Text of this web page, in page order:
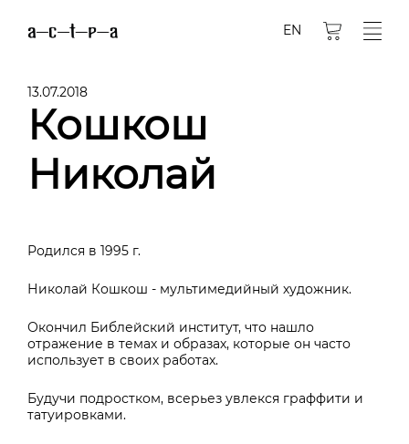
EN
13.07.2018
Кошкош
Николай
Родился в 1995 г.
Николай Кошкош - мультимедийный художник.
Окончил Библейский институт, что нашло
отражение в темах и образах, которые он часто
использует в своих работах.
Будучи подростком, всерьез увлекся граффити и
татуировками.